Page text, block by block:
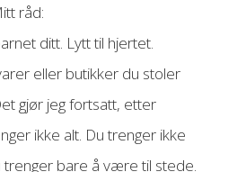
råd:
ditt. Lytt til hjertet.
eller butikker du stoler
gjør jeg fortsatt, etter
ikke alt. Du trenger ikke
trenger bare å være til stede.